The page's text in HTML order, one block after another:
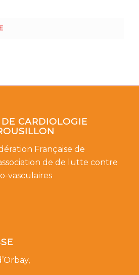
CARDIOLOGIE
Française de
de de lutte contre
vasculaires